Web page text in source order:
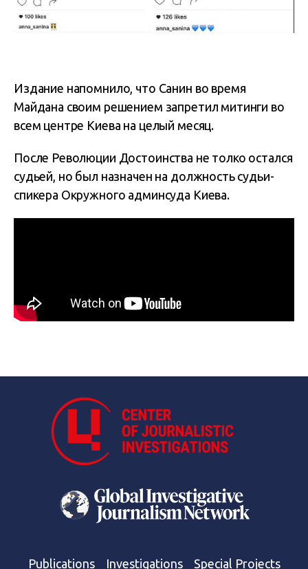
Издание напомнило, что Санин во время
Майдана своим решением запретил митинги во
всем центре Киева на целый месяц.
После Революции Достоинства не толко остался
судьей, но был назначен на должность судьи-
спикера Окружного админсуда Киева.
Publications Investigations Special Projects